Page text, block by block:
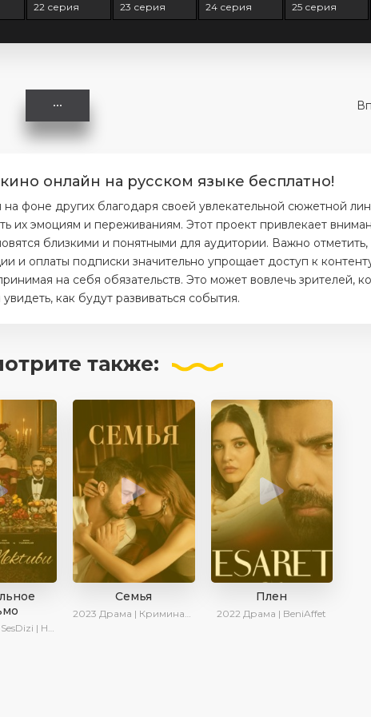
22 серия 23 серия 24 серия 25 серия
онлайн на русском языке бесплатно!
фоне других благодаря своей увлекательной сюжетной
их эмоциям и переживаниям. Этот проект привлекает
близкими и понятными для аудитории. Важно отметить,
и оплаты подписки значительно упрощает доступ к
на себя обязательств. Это может вовлечь зрителей,
как будут развиваться события.
также:
| Сериалы 2023
Семья
2023 Драма | Криминал | SesDizi | Ирина Котова | AveTurk | Сериалы 2023
Плен
2022 Драма | BeniAffet